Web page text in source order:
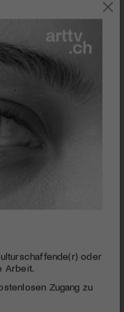
est un art
oder
Zugang zu